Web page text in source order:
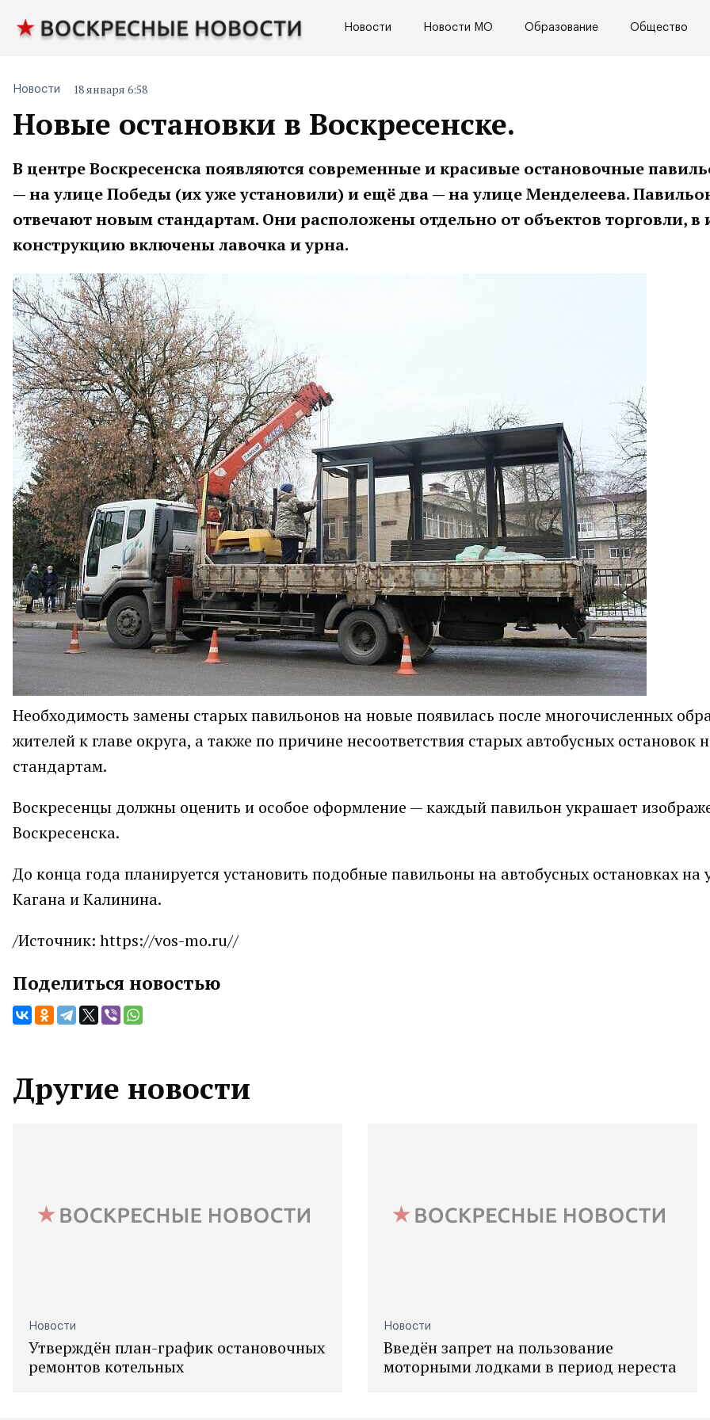
Новости Новости МО Образование Общество
Новые остановки в Воскресенске.
Новости 18 января 6:58
В центре Воскресенска появляются современные и красивые остановочные
— на улице Победы (их уже установили) и ещё два — на улице Менделеева.
отвечают новым стандартам. Они расположены отдельно от объектов торговли, в
конструкцию включены лавочка и урна.
Необходимость замены старых павильонов на новые появилась после многочисленных
жителей к главе округа, а также по причине несоответствия старых автобусных остановок
стандартам.
Воскресенцы должны оценить и особое оформление — каждый павильон украшает
Воскресенска.
До конца года планируется установить подобные павильоны на автобусных остановках на
Кагана и Калинина.
/Источник: https://vos-mo.ru//
Поделиться новостью
Другие новости
Новости
Утверждён план-график остановочных
ремонтов котельных
Новости
Введён запрет на пользование
моторными лодками в период нереста